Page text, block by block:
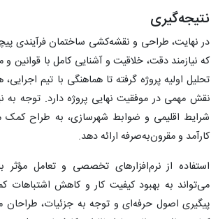
نتیجه‌گیری
در نهایت، طراحی و نقشه‌کشی ساختمان فرآیندی
که نیازمند دقت، خلاقیت و آشنایی کامل با قوانین
تحلیل اولیه پروژه گرفته تا هماهنگی با تیم
نقش مهمی در موفقیت نهایی پروژه دارد. توجه به
شرایط اقلیمی و ضوابط شهرسازی، به طراح کمک
کارآمد و مقرون‌به‌صرفه ارائه دهد.
استفاده از نرم‌افزارهای تخصصی و تعامل مؤثر
می‌تواند به بهبود کیفیت کار و کاهش اشتباهات
پیگیری اصول حرفه‌ای و توجه به جزئیات، طراحان